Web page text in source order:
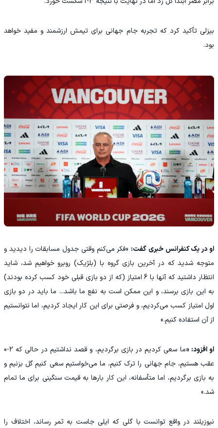
بیزلی تأکید کرد که تجربه جام جهانی برای تیمش ارزشمند و مفید خواهد
بود.
او در یک کنفرانس خبری گفت: «فکر می‌کنم وقتی جدول مسابقات را دیدید و
متوجه شدید که در آخرین بازی گروه با (بلژیک) روبرو خواهیم شد، شاید
انتظار داشتید که آنها با 6 امتیاز (که از دو بازی قبلی خود کسب کرده بودند)
به این بازی برسند، و این ممکن است به نفع ما باشد... ما باید در دو بازی
اول امتیاز کسب می‌کردیم، و فرصتی برای این کار ایجاد کردیم، اما نتوانستیم
از آن استفاده کنیم.»
او افزود: «
ما سعی کردیم در بازی برگردیم، و قصد نداشتیم در حالی که 2-0
عقب هستیم، جام جهانی را ترک کنیم، ما می‌خواستیم سعی کنیم گل بزنیم و
به بازی برگردیم، اما متأسفانه، این کار بارها به قیمت سنگینی برای ما تمام
شد.»
نیوزیلند در واقع توانست با گلی که ایلی جاست به ثمر رساند، اختلاف را